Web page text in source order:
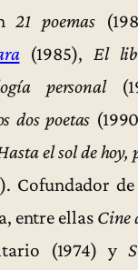
21 poemas
(1985), El
personal
dos poetas
el sol de hoy,
Cofundador
entre ellas Cine
(1974) y